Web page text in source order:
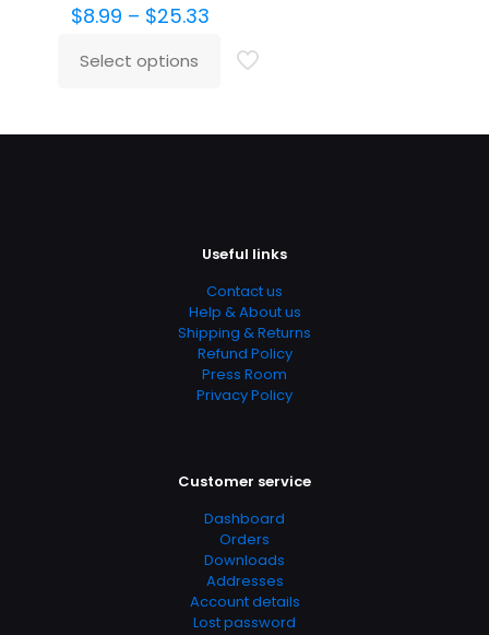
$8.99 – $25.33Price
$8.99
through
Select options
This
multiple
Useful links
Contact us
Help & About us
Shipping & Returns
Refund Policy
Press Room
Privacy Policy
Customer service
Dashboard
Orders
Downloads
Addresses
Account details
Lost password